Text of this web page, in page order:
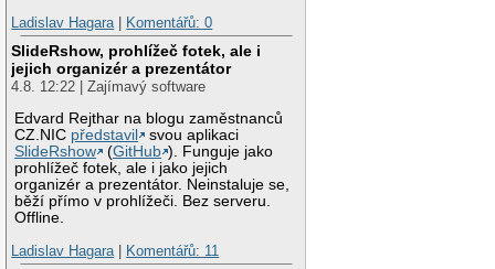
Ladislav Hagara | Komentářů: 0
SlideRshow, prohlížeč fotek, ale i
jejich organizér a prezentátor
4.8. 12:22 | Zajímavý software
Edvard Rejthar na blogu zaměstnanců
CZ.NIC představil
svou aplikaci
SlideRshow
(GitHub ). Funguje jako
prohlížeč fotek, ale i jako jejich
organizér a prezentátor. Neinstaluje se,
běží přímo v prohlížeči. Bez serveru.
Offline.
Ladislav Hagara | Komentářů: 11